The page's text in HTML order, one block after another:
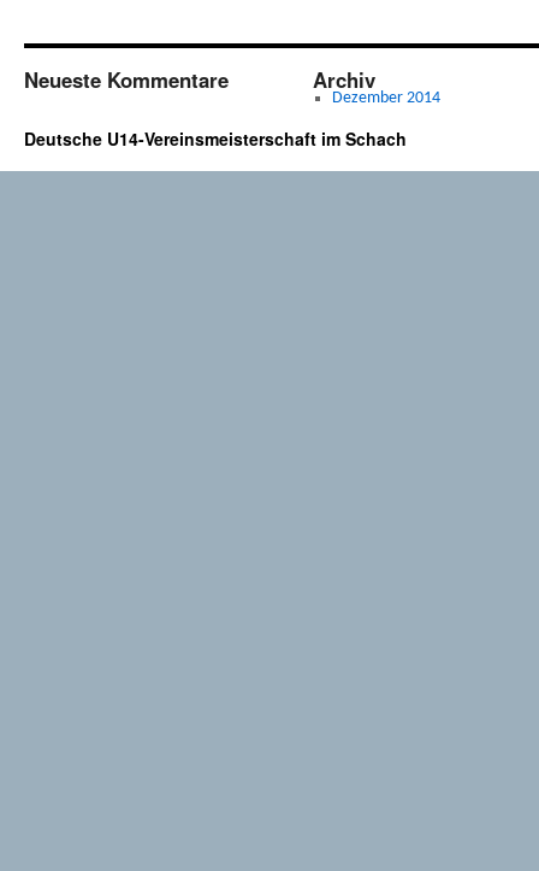
Neueste Kommentare Archiv
Dezember 2014
Deutsche U14-Vereinsmeisterschaft im Schach